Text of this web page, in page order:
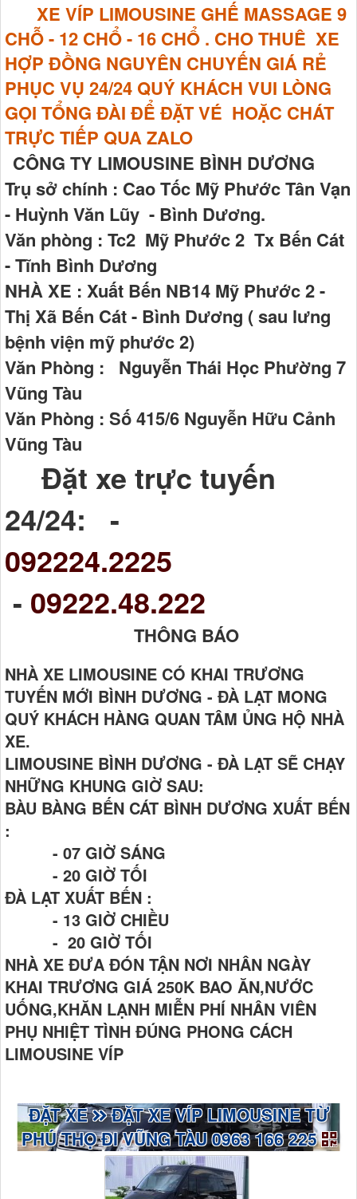
XE VÍP LIMOUSINE GHẾ MASSAGE 9
CHỖ - 12 CHỔ - 16 CHỔ . CHO THUÊ XE
HỢP ĐỒNG NGUYÊN CHUYẾN GIÁ RẺ
PHỤC VỤ 24/24 QUÝ KHÁCH VUI LÒNG
GỌI TỔNG ĐÀI ĐỂ ĐẶT VÉ HOẶC CHÁT
TRỰC TIẾP QUA ZALO
CÔNG TY LIMOUSINE BÌNH DƯƠNG
Trụ sở chính : Cao Tốc Mỹ Phước Tân Vạn
- Huỳnh Văn Lũy - Bình Dương.
Văn phòng : Tc2 Mỹ Phước 2 Tx Bến Cát
- Tĩnh Bình Dương
NHÀ XE : Xuất Bến NB14 Mỹ Phước 2 -
Thị Xã Bến Cát - Bình Dương ( sau lưng
bệnh viện mỹ phước 2)
Văn Phòng : Nguyễn Thái Học Phường 7
Vũng Tàu
Văn Phòng : Số 415/6 Nguyễn Hữu Cảnh
Vũng Tàu
Đặt xe trực tuyến
24/24: -
092224.2225
- 09222.48.222
THÔNG BÁO
NHÀ XE LIMOUSINE CÓ KHAI TRƯƠNG
TUYẾN MỚI BÌNH DƯƠNG - ĐÀ LẠT MONG
QUÝ KHÁCH HÀNG QUAN TÂM ỦNG HỘ NHÀ
XE.
LIMOUSINE BÌNH DƯƠNG - ĐÀ LẠT SẼ CHẠY
NHỮNG KHUNG GIỜ SAU:
BÀU BÀNG BẾN CÁT BÌNH DƯƠNG XUẤT BẾN
:
- 07 GIỜ SÁNG
- 20 GIỜ TỐI
ĐÀ LẠT XUẤT BẾN :
- 13 GIỜ CHIỀU
- 20 GIỜ TỐI
NHÀ XE ĐƯA ĐÓN TẬN NƠI NHÂN NGÀY
KHAI TRƯƠNG GIÁ 250K BAO ĂN,NƯỚC
UỐNG,KHĂN LẠNH MIỄN PHÍ NHÂN VIÊN
PHỤ NHIỆT TÌNH ĐÚNG PHONG CÁCH
LIMOUSINE VÍP
ĐẶT XE ĐẶT XE VÍP LIMOUSINE TỪ
PHÚ THỌ ĐI VŨNG TÀU 0963 166 225